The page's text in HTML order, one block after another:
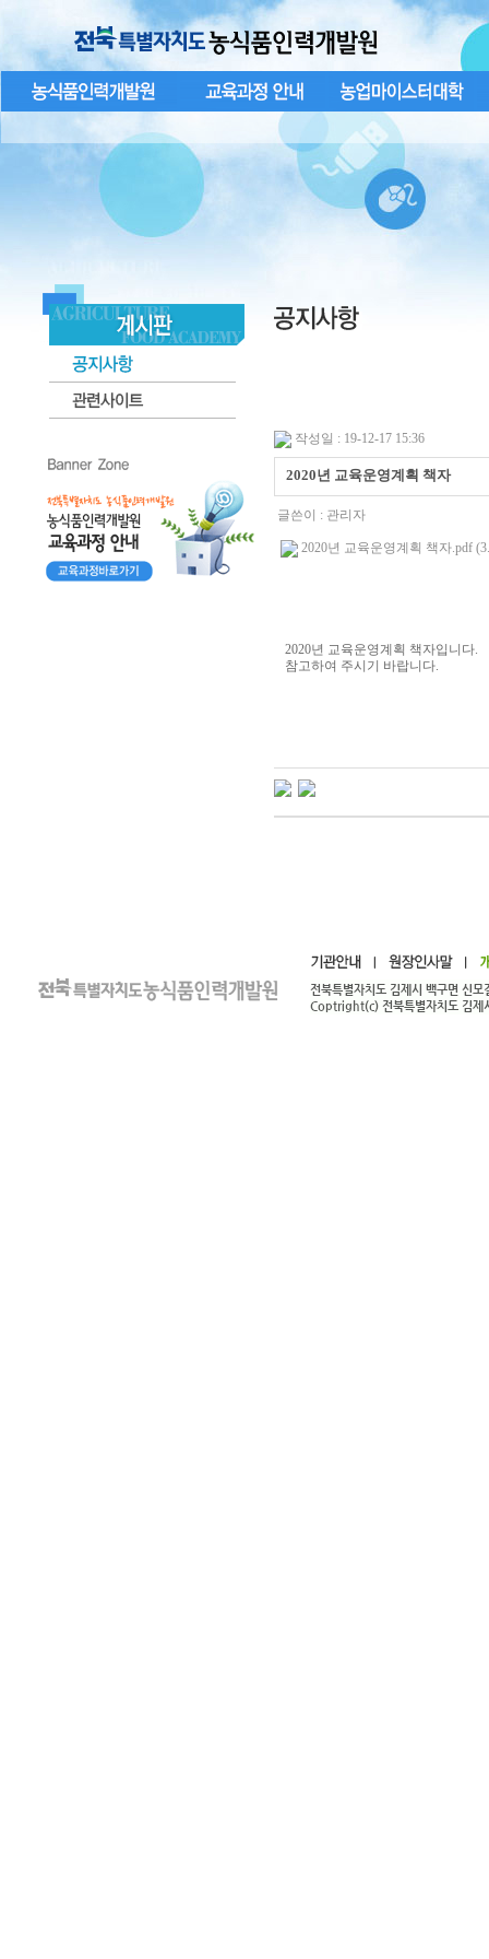
작성일 : 19-12-17 15:36
2020년 교육운영계획 책자
글쓴이 : 관리자
2020년 교육운영계획 책자.pdf
2020년 교육운영계획 책자입니다.
참고하여 주시기 바랍니다.